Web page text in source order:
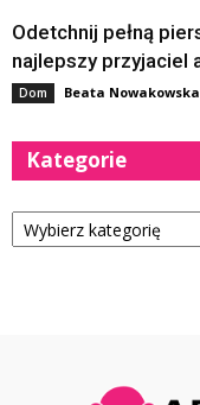
Odetchnij pełną
najlepszy przyjaciel
Dom Beata Nowakowska
Kategorie
Kategorie